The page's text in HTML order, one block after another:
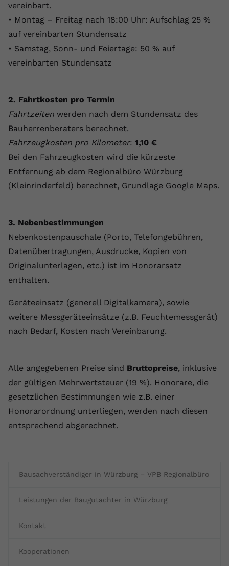
Bausachverständiger in Würzburg – VPB Regionalbüro
Leistungen der Baugutachter in Würzburg
Kontakt
Kooperationen
vereinbart.
• Montag – Freitag nach 18:00 Uhr: Aufschlag 25 %
auf vereinbarten Stundensatz
• Samstag, Sonn- und Feiertage: 50 % auf
vereinbarten Stundensatz
2. Fahrtkosten pro Termin
Fahrtzeiten werden nach dem Stundensatz des
Bauherrenberaters berechnet.
Fahrzeugkosten pro Kilometer: 1,10 €
Bei den Fahrzeugkosten wird die kürzeste
Entfernung ab dem Regionalbüro Würzburg
(Kleinrinderfeld) berechnet, Grundlage Google Maps.
3. Nebenbestimmungen
Nebenkostenpauschale (Porto, Telefongebühren,
Datenübertragungen, Ausdrucke, Kopien von
Originalunterlagen, etc.) ist im Honorarsatz
enthalten.
Geräteeinsatz (generell Digitalkamera), sowie
weitere Messgeräteeinsätze (z.B. Feuchtemessgerät)
nach Bedarf, Kosten nach Vereinbarung.
Alle angegebenen Preise sind Bruttopreise, inklusive
der gültigen Mehrwertsteuer (19 %). Honorare, die
gesetzlichen Bestimmungen wie z.B. einer
Honorarordnung unterliegen, werden nach diesen
entsprechend abgerechnet.